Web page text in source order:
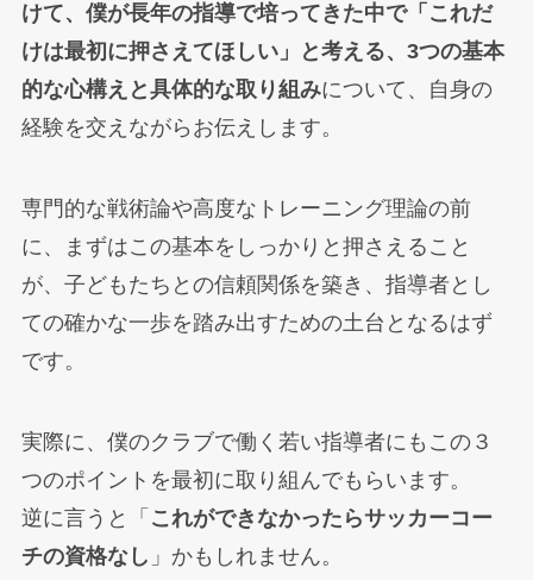
けて、僕が長年の指導で培ってきた中で「これだ
けは最初に押さえてほしい」と考える、3つの基本
的な心構えと具体的な取り組みについて、自身の
経験を交えながらお伝えします。
専門的な戦術論や高度なトレーニング理論の前
に、まずはこの基本をしっかりと押さえること
が、子どもたちとの信頼関係を築き、指導者とし
ての確かな一歩を踏み出すための土台となるはず
です。
実際に、僕のクラブで働く若い指導者にもこの３
つのポイントを最初に取り組んでもらいます。
逆に言うと「 これができなかったらサッカーコー
チの資格なし 」かもしれません。